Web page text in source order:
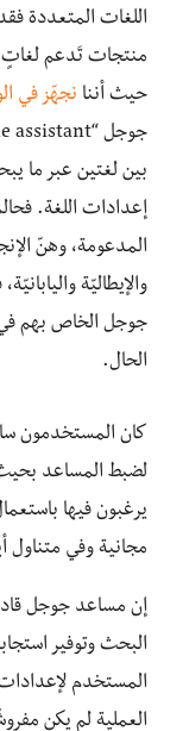
اللغات المتعددة
منتجات تَدعم
حيث أننا نجهّز في
بين لغتين عبر ما
إعدادات اللغة.
المدعومة، وهنّ
والإيطاليّة
جوجل الخاص بهم
الحال.
كان المستخدمون
لضبط المساعد
يرغبون فيها
مجانية وفي متناول
إن مساعد جوجل
البحث وتوفير
المستخدم
العملية لم يكن